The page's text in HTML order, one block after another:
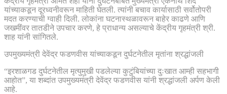
यांच्याकडून दूरध्वनीवरून माहिती घेतली. त्यांनी बचाव कार्यासाठी सर्वोतोपरी
मदत करण्याची ग्वाही दिली. लोकांना घटनास्थळावरून बाहेर काढणे आणि
जखमींवर तातडीने उपचार करणे, हे प्राधान्य असल्याचे केंद्रीय गृहमंत्री श्री.
शाह यांनी सांगितले.
उपमुख्यमंत्री देवेंद्र फडणवीस यांच्याकडून दुर्घटनेतील मृतांना श्रद्धांजली
“इरशाळगड दुर्घटनेतील मृत्युमुखी पडलेल्या कुटुंबियांच्या दुःखात आम्ही सहभागी
आहोत”, या शब्दांत उपमुख्यमंत्री देवेंद्र फडणवीस यांनी श्रद्धांजली अर्पण केली
आहे.